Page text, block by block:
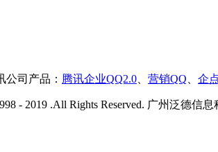
公司产品： 腾讯企业QQ2.0 营销QQ 企
- 2019 .All Rights Reserved. 广州泛德信